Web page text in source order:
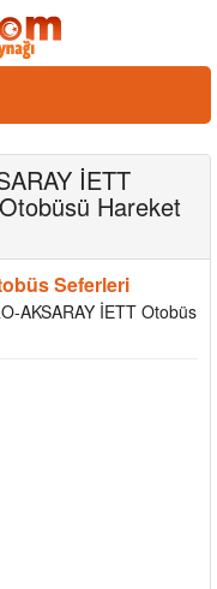
İETT
Hareket
Seferleri
AKSARAY İETT Otobüs